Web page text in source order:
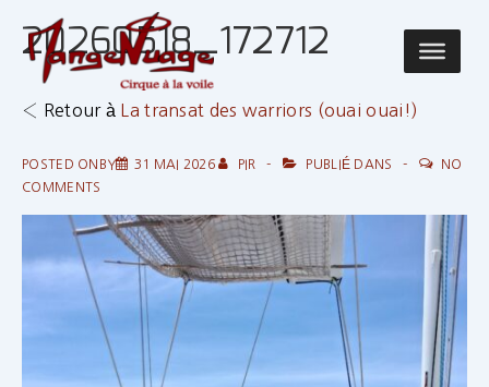
passer
principal
Main
20260518_172712
‹ Retour à La transat des warriors (ouai ouai!)
POSTED ONBY 31 MAI 2026 PIR PUBLIÉ DANS
NO
COMMENTS